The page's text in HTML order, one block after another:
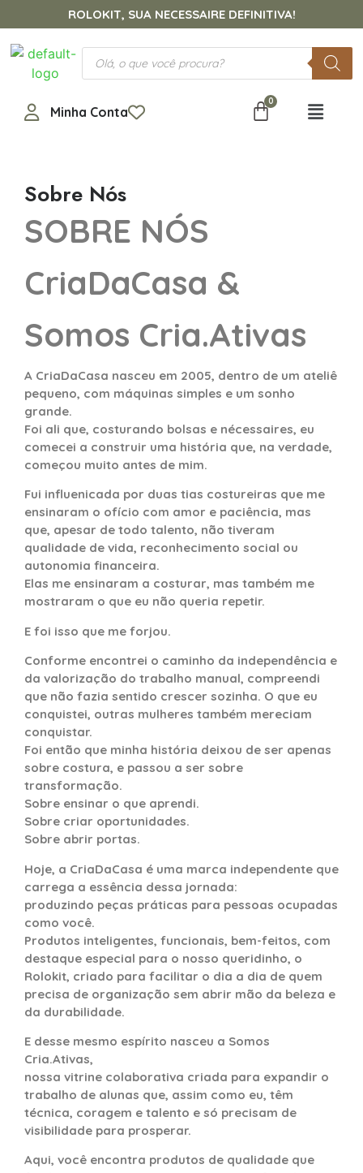
ROLOKIT, SUA NECESSAIRE DEFINITIVA!
Minha Conta
Sobre Nós
SOBRE NÓS
CriaDaCasa &
Somos Cria.Ativas
A CriaDaCasa nasceu em 2005, dentro de um ateliê
pequeno, com máquinas simples e um sonho
grande.
Foi ali que, costurando bolsas e nécessaires, eu
comecei a construir uma história que, na verdade,
começou muito antes de mim.
Fui influenicada por duas tias costureiras que me
ensinaram o ofício com amor e paciência, mas
que, apesar de todo talento, não tiveram
qualidade de vida, reconhecimento social ou
autonomia financeira.
Elas me ensinaram a costurar, mas também me
mostraram o que eu não queria repetir.
E foi isso que me forjou.
Conforme encontrei o caminho da independência e
da valorização do trabalho manual, compreendi
que não fazia sentido crescer sozinha. O que eu
conquistei, outras mulheres também mereciam
conquistar.
Foi então que minha história deixou de ser apenas
sobre costura, e passou a ser sobre
transformação.
Sobre ensinar o que aprendi.
Sobre criar oportunidades.
Sobre abrir portas.
Hoje, a CriaDaCasa é uma marca independente que
carrega a essência dessa jornada:
produzindo peças práticas para pessoas ocupadas
como você.
Produtos inteligentes, funcionais, bem-feitos, com
destaque especial para o nosso queridinho, o
Rolokit, criado para facilitar o dia a dia de quem
precisa de organização sem abrir mão da beleza e
da durabilidade.
E desse mesmo espírito nasceu a Somos
Cria.Ativas,
nossa vitrine colaborativa criada para expandir o
trabalho de alunas que, assim como eu, têm
técnica, coragem e talento e só precisam de
visibilidade para prosperar.
Aqui, você encontra produtos de qualidade que